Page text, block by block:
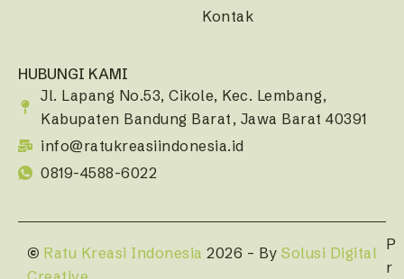
Kontak
HUBUNGI KAMI
Jl. Lapang No.53, Cikole, Kec. Lembang,
Kabupaten Bandung Barat, Jawa Barat 40391
info@ratukreasiindonesia.id
0819-4588-6022
© Ratu Kreasi Indonesia 2026 – By Solusi Digital P
r